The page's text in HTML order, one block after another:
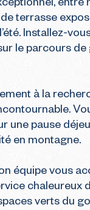
entre
terrasse
Installez-
le parcours
à la
une pause
en montagne.
équipe vous
chaleureux
verts du